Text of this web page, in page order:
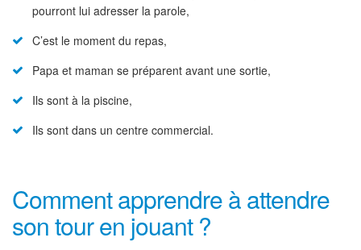
pourront lui adresser la parole,
C’est le moment du repas,
Papa et maman se préparent avant une sortie,
Ils sont à la piscine,
Ils sont dans un centre commercial.
Comment apprendre à attendre
son tour en jouant ?